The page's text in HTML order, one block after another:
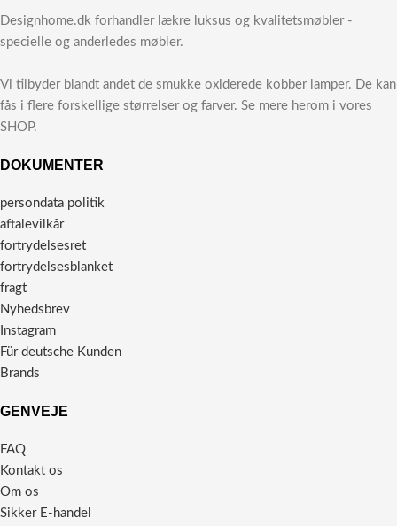
Designhome.dk forhandler lækre luksus og kvalitetsmøbler -
specielle og anderledes møbler.
Vi tilbyder blandt andet de smukke oxiderede kobber lamper. De kan
fås i flere forskellige størrelser og farver. Se mere herom i vores
SHOP.
DOKUMENTER
persondata politik
aftalevilkår
fortrydelsesret
fortrydelsesblanket
fragt
Nyhedsbrev
Instagram
Für deutsche Kunden
Brands
GENVEJE
FAQ
Kontakt os
Om os
Sikker E-handel